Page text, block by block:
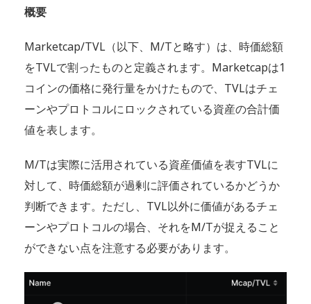
概要
Marketcap/TVL（以下、M/Tと略す）は、時価総額
をTVLで割ったものと定義されます。Marketcapは1
コインの価格に発行量をかけたもので、TVLはチェ
ーンやプロトコルにロックされている資産の合計価
値を表します。
M/Tは実際に活用されている資産価値を表すTVLに
対して、時価総額が過剰に評価されているかどうか
判断できます。ただし、TVL以外に価値があるチェ
ーンやプロトコルの場合、それをM/Tが捉えること
ができない点を注意する必要があります。